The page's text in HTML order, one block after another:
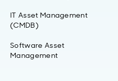
IT Asset Management
(CMDB)
Software Asset
Management